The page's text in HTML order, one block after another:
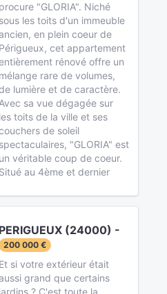
procure "GLORIA". Niché
sous les toits d'un immeuble
en plein coeur de
Périgueux, cet appartement
rénové offre un
mélange rare de volumes,
lumière et de caractère.
Avec sa vue dégagée sur
les toits de la ville et ses
de soleil
spectaculaires, "GLORIA" est
un véritable coup de coeur.
Situé au 4ème et dernier
PERIGUEUX (24000) -
200 000 €
Et si votre extérieur était
grand que certains
jardins ? C'est toute la